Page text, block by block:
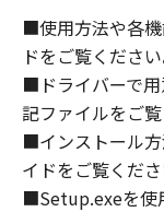
６．サポー
キヤノン、
らの販売代
のライセン
ェア」の使
トウェア」
あるいはサ
る責任も負
■使用方法や各
ドをご覧ください
■ドライバーで
記ファイルをご覧
■インストール
イドをご覧くださ
■Setup.exeを使